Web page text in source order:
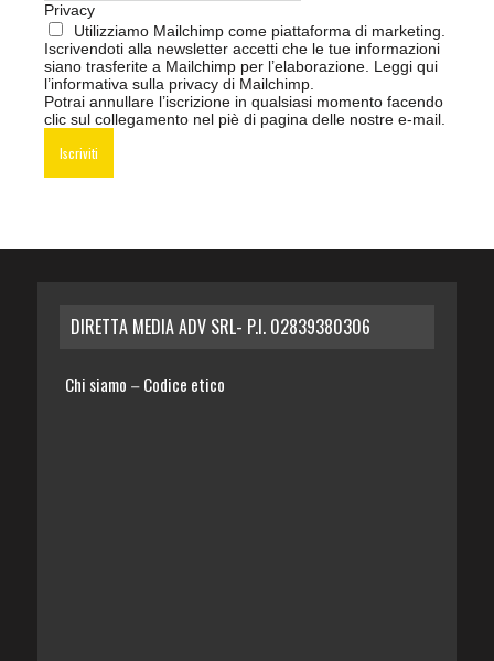
Privacy
Utilizziamo Mailchimp come piattaforma di marketing.
Iscrivendoti alla newsletter accetti che le tue informazioni
siano trasferite a Mailchimp per l’elaborazione. Leggi qui
l’informativa sulla privacy di Mailchimp
Potrai annullare l’iscrizione in qualsiasi momento facendo
clic sul collegamento nel piè di pagina delle nostre e-mail.
DIRETTA MEDIA ADV SRL- P.I. 02839380306
Chi siamo – Codice etico